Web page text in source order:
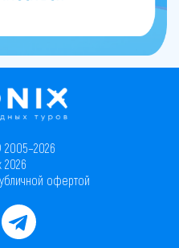
2026
офертой